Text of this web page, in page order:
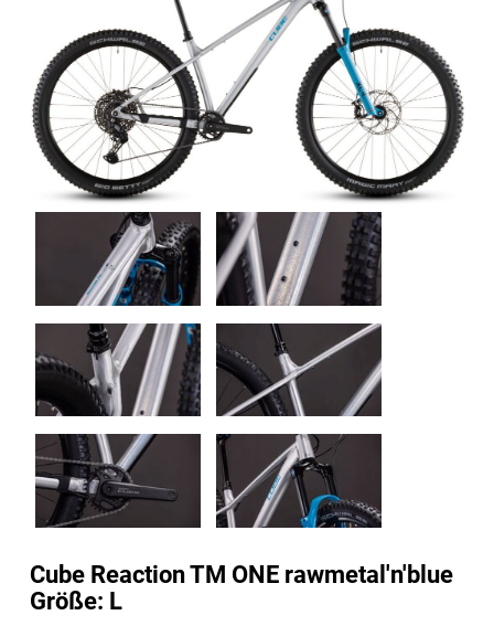
Cube Reaction TM ONE rawmetal'n'blue
Größe: L